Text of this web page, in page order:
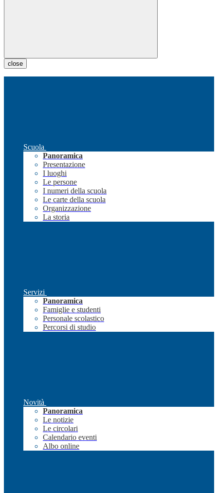
close
Scuola
Panoramica
Presentazione
I luoghi
Le persone
I numeri della scuola
Le carte della scuola
Organizzazione
La storia
Servizi
Panoramica
Famiglie e studenti
Personale scolastico
Percorsi di studio
Novità
Panoramica
Le notizie
Le circolari
Calendario eventi
Albo online